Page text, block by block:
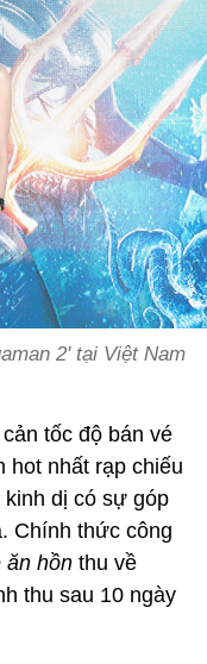
2' tại Việt Nam
tốc độ bán vé
hot nhất rạp chiếu
kinh dị có sự góp
Chính thức công
ăn hồn thu về
thu sau 10 ngày